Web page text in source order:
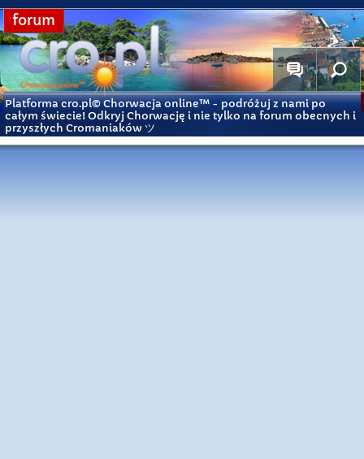
forum
Platforma cro.pl© Chorwacja online™ - podróżuj z nami po
całym świecie! Odkryj Chorwację i nie tylko na forum obecnych i
przyszłych Cromaniaków ツ